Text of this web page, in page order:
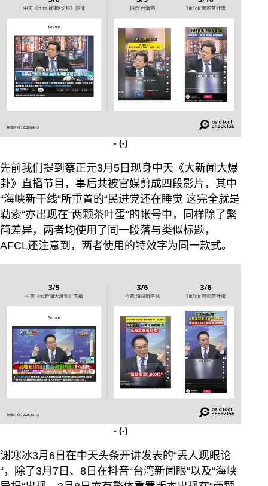
- (-)
先前我们提到蔡正元3月5日现身中天《大新闻大爆
卦》直播节目，事后共被官媒剪成四段影片，其中
“海峡新干线“所重置的“民进党还在睡觉 这完全就是
勒索“亦出现在“两颗茶叶蛋“的帐号中，同样除了繁
简差异，两者均使用了同一段落与类似标题，
AFCL还注意到，两者使用的特效字为同一款式。
- (-)
谢寒冰3月6日在中天头条开讲发表的“丢人现眼论
“，除了3月7日、8日在抖音“台湾新闻眼“以及“海峡